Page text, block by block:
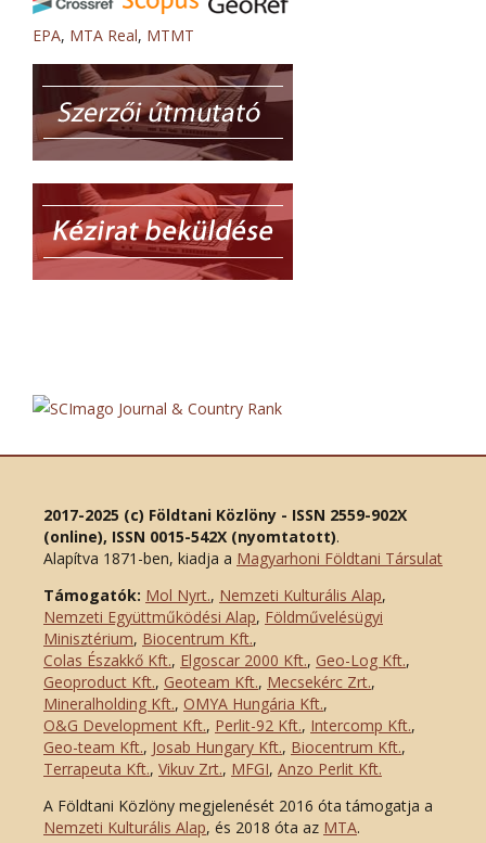
EPA, MTA Real, MTMT
2017-2025 (c) Földtani Közlöny - ISSN 2559-902X
(online), ISSN 0015-542X (nyomtatott).
Alapítva 1871-ben, kiadja a Magyarhoni Földtani Társulat
Támogatók: Mol Nyrt., Nemzeti Kulturális Alap,
Nemzeti Együttműködési Alap, Földművelésügyi
Minisztérium, Biocentrum Kft.,
Colas Északkő Kft., Elgoscar 2000 Kft., Geo-Log Kft.,
Geoproduct Kft., Geoteam Kft., Mecsekérc Zrt.,
Mineralholding Kft., OMYA Hungária Kft.,
O&G Development Kft., Perlit-92 Kft., Intercomp Kft.,
Geo-team Kft., Josab Hungary Kft., Biocentrum Kft.,
Terrapeuta Kft., Vikuv Zrt., MFGI, Anzo Perlit Kft.
A Földtani Közlöny megjelenését 2016 óta támogatja a
Nemzeti Kulturális Alap, és 2018 óta az MTA.